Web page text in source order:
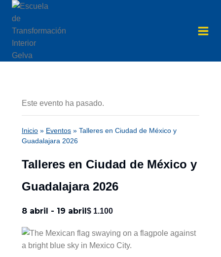
Saltar
contenido
Este evento ha pasado.
Inicio » Eventos » Talleres en Ciudad de México y
Guadalajara 2026
Talleres en Ciudad de México y
Guadalajara 2026
8 abril - 19 abril$ 1.100